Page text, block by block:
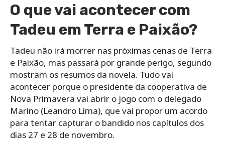
O que vai acontecer com
Tadeu em Terra e Paixão?
Tadeu não irá morrer nas próximas cenas de Terra
e Paixão, mas passará por grande perigo, segundo
mostram os resumos da novela. Tudo vai
acontecer porque o presidente da cooperativa de
Nova Primavera vai abrir o jogo com o delegado
Marino (Leandro Lima), que vai propor um acordo
para tentar capturar o bandido nos capítulos dos
dias 27 e 28 de novembro.